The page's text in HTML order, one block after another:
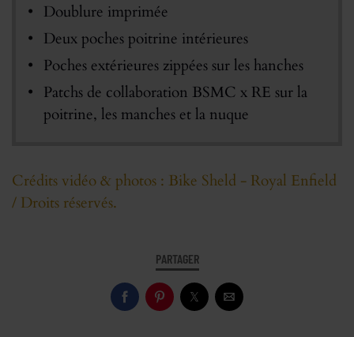
Doublure imprimée
Deux poches poitrine intérieures
Poches extérieures zippées sur les hanches
Patchs de collaboration BSMC x RE sur la
poitrine, les manches et la nuque
Crédits vidéo & photos : Bike Sheld - Royal Enfield
/ Droits réservés.
PARTAGER